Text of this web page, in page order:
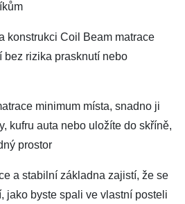
konstrukci Coil Beam matrace
bez rizika prasknutí nebo
minimum místa, snadno ji
kufru auta nebo uložíte do skříně,
prostor
a stabilní základna zajistí, že se
jako byste spali ve vlastní posteli